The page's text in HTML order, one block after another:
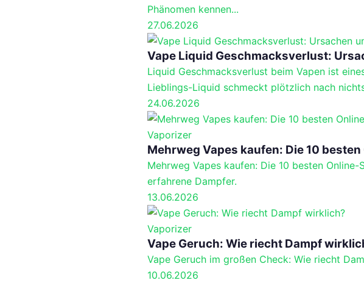
Phänomen kennen...
27.06.2026
Vape Liquid Geschmacksverlust:
Liquid Geschmacksverlust beim Vapen ist
Lieblings-Liquid schmeckt plötzlich nach
24.06.2026
Vaporizer
Mehrweg Vapes kaufen: Die 10
Mehrweg Vapes kaufen: Die 10 besten
erfahrene Dampfer.
13.06.2026
Vaporizer
Vape Geruch: Wie riecht Dampf
Vape Geruch im großen Check: Wie riecht
10.06.2026